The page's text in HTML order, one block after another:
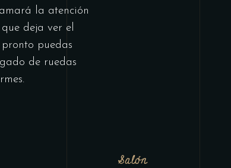
la atención
deja ver el
puedas
de ruedas
Salón